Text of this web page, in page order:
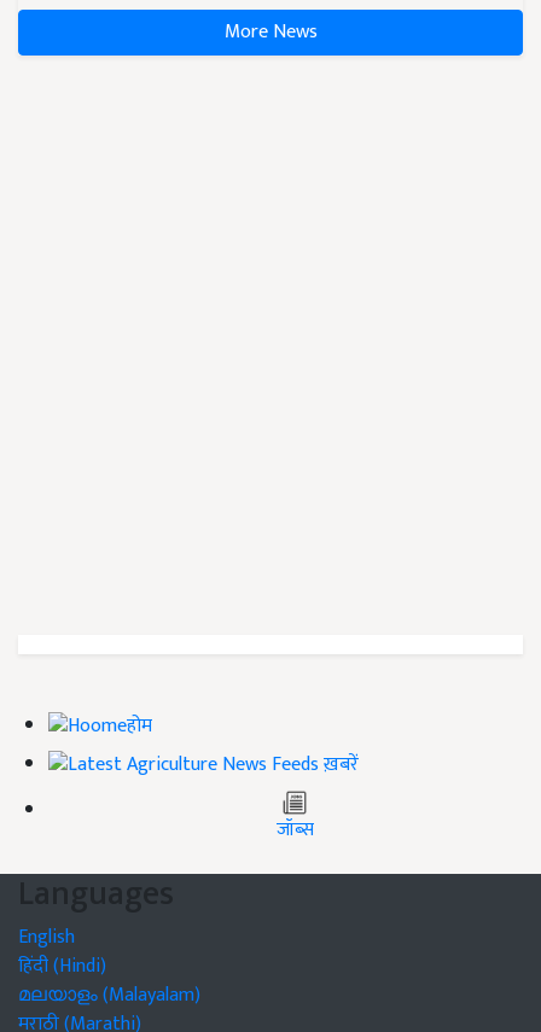
More News
होम
ख़बरें
जॉब्स
Languages
English
हिंदी (Hindi)
മലയാളം (Malayalam)
मराठी (Marathi)